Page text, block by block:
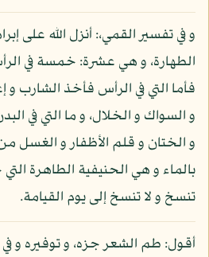
و في تفسير القمي،: أنزل الله على
الطهارة، و هي عشرة: خمسة في
فأما التي في الرأس فأخذ الشارب
و السواك و الخلال، و ما التي في
و الختان و قلم الأظفار و الغسل
بالماء و هي الحنيفية الطاهرة
تنسخ و لا تنسخ إلى يوم القيامة.
أقول: طم الشعر جزه، و توفيره و في